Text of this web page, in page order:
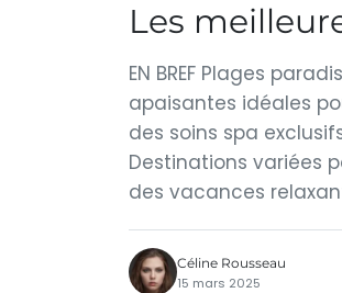
Les
EN BREF Plages
apaisantes idéales
des soins spa
Destinations variées
des vacances
Céline Rousseau
15 mars 2025